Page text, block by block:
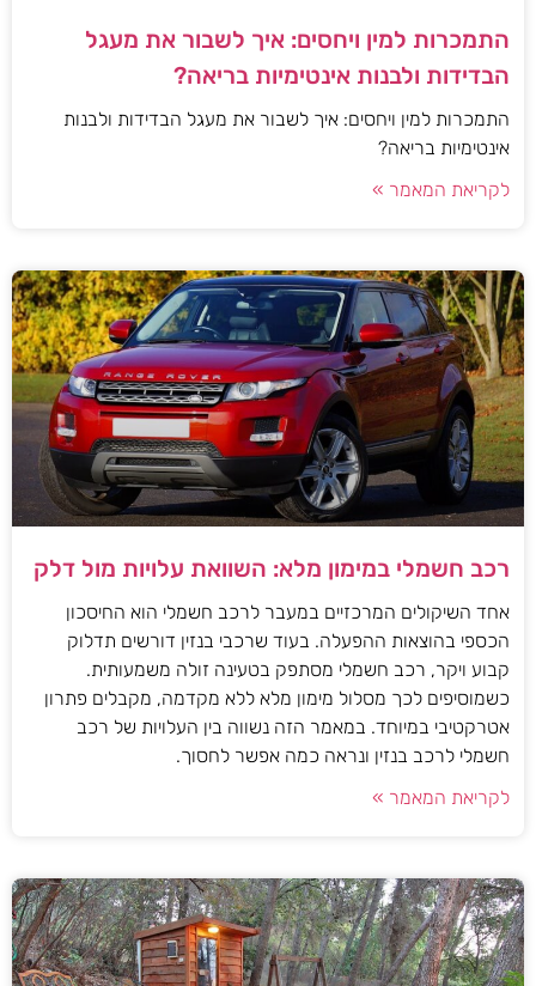
התמכרות למין ויחסים: איך לשבור את מעגל
הבדידות ולבנות אינטימיות בריאה?
התמכרות למין ויחסים: איך לשבור את מעגל הבדידות ולבנות
אינטימיות בריאה?
לקריאת המאמר »
רכב חשמלי במימון מלא: השוואת עלויות מול דלק
אחד השיקולים המרכזיים במעבר לרכב חשמלי הוא החיסכון
הכספי בהוצאות ההפעלה. בעוד שרכבי בנזין דורשים תדלוק
קבוע ויקר, רכב חשמלי מסתפק בטעינה זולה משמעותית.
כשמוסיפים לכך מסלול מימון מלא ללא מקדמה, מקבלים פתרון
אטרקטיבי במיוחד. במאמר הזה נשווה בין העלויות של רכב
חשמלי לרכב בנזין ונראה כמה אפשר לחסוך.
לקריאת המאמר »